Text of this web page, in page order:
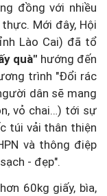
đồng với nhiều
Mới đây, Hội
Lào Cai) đã tổ
quà" hướng đến
trình "Đổi rác
dân sẽ mang
vỏ chai…) tới sự
túi vải thân thiện
và thông điệp
- đẹp".
60kg giấy, bìa,